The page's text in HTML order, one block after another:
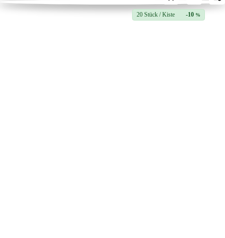
20 Stück / Kiste -10 %